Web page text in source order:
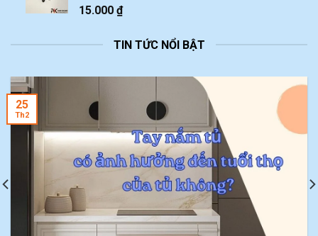
15.000 ₫
TIN TỨC NỔI BẬT
25
Th2